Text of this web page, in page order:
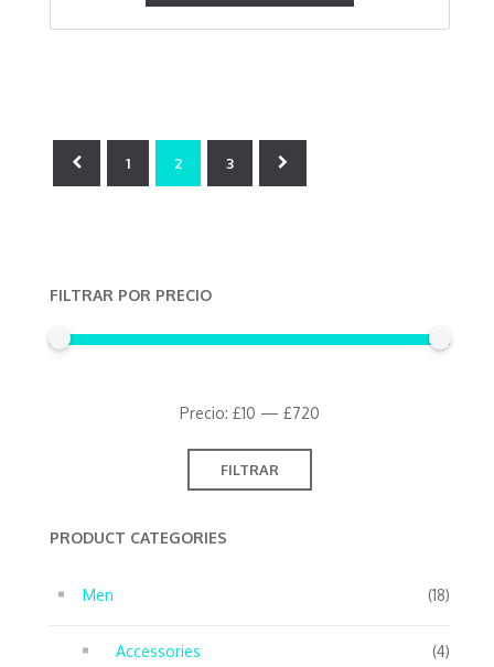
1 2 3
FILTRAR POR PRECIO
Precio
Precio
FILTRAR
Precio: £10 — £720
PRODUCT CATEGORIES
Men (18)
Accessories (4)